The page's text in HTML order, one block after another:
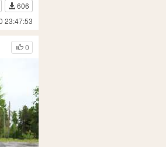
606
23:47:53
0